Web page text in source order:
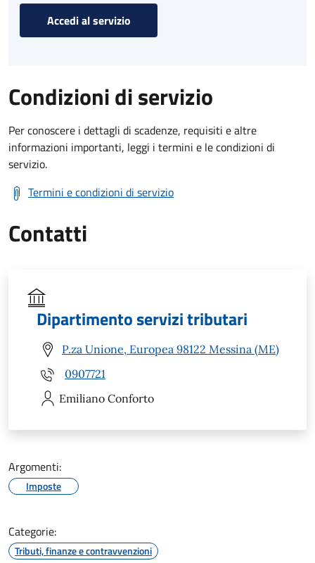
Accedi al servizio
Condizioni di servizio
Per conoscere i dettagli di scadenze, requisiti e altre
informazioni importanti, leggi i termini e le condizioni di
servizio.
Termini e condizioni di servizio
Contatti
Dipartimento servizi tributari
P.za Unione, Europea 98122 Messina (ME)
0907721
Emiliano Conforto
Argomenti:
Imposte
Categorie:
Tributi, finanze e contravvenzioni